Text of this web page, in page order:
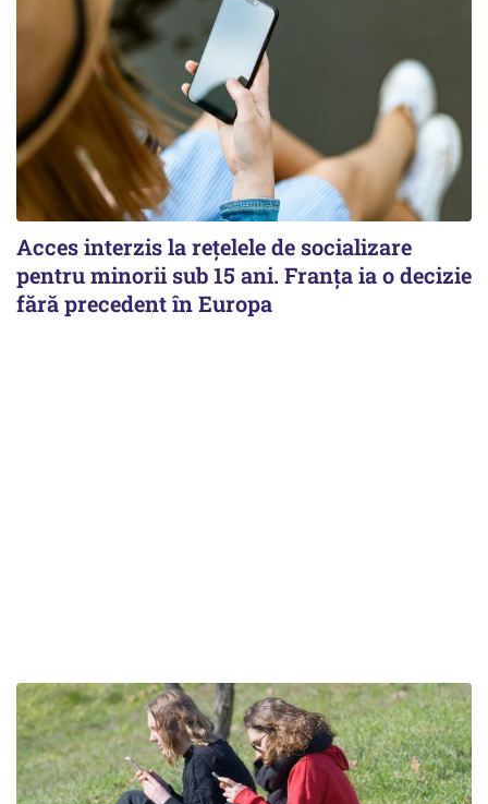
Acces interzis la rețelele de socializare
pentru minorii sub 15 ani. Franța ia o decizie
fără precedent în Europa